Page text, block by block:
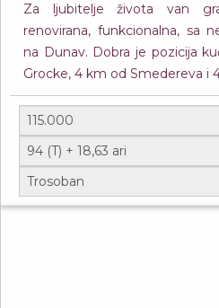
Za ljubitelje života van
renovirana, funkcionalna, sa
na Dunav. Dobra je pozicija
Grocke, 4 km od Smedereva i